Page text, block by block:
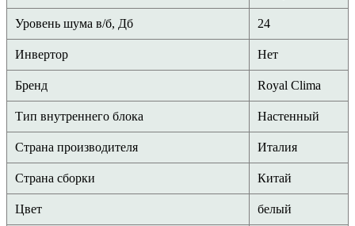
Уровень шума в/б, Дб 24
Инвертор Нет
Бренд Royal Clima
Тип внутреннего блока Настенный
Страна производителя Италия
Страна сборки Китай
Цвет белый